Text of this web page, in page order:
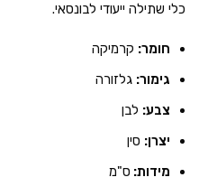
כלי שתילה ייעודי לבונסאי.
חומר: קרמיקה
גימור: גלזורה
צבע: לבן
יצרן: סין
מידות: ס"מ